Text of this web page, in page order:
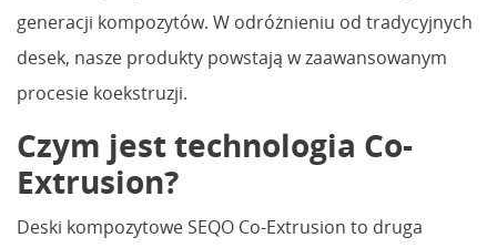
generacji kompozytów. W odróżnieniu od tradycyjnych
desek, nasze produkty powstają w zaawansowanym
procesie koekstruzji.
Czym jest technologia Co-
Extrusion?
Deski kompozytowe SEQO Co-Extrusion to druga